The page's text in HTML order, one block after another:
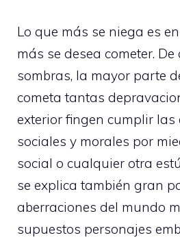
Lo que más se niega es
más se desea cometer.
sombras, la mayor parte
cometa tantas
exterior fingen cumplir
sociales y morales por
social o cualquier otra
se explica también gran
aberraciones del mundo
supuestos personajes